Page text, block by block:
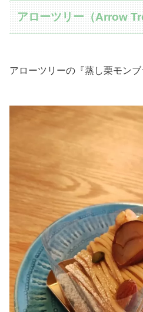
アローツリー（Arrow
アローツリーの『蒸し栗モンブ